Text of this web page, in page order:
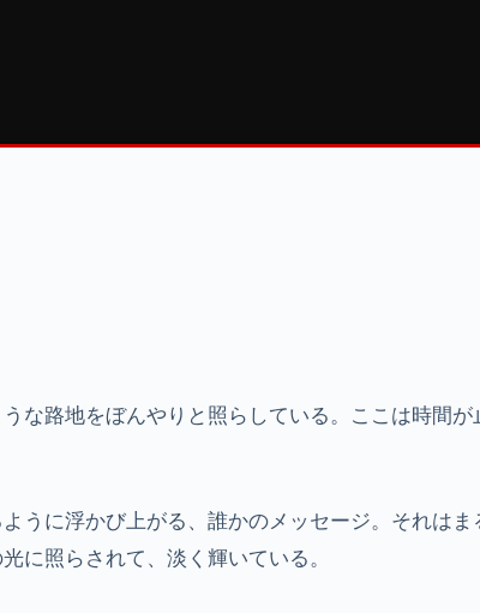
な路地をぼんやりと照らしている。ここは時間
うに浮かび上がる、誰かのメッセージ。それは
に照らされて、淡く輝いている。